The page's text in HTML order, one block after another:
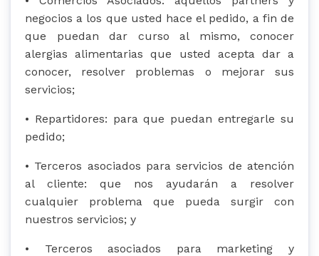
negocios a los que usted hace el pedido, a fin de
que puedan dar curso al mismo, conocer
alergias alimentarias que usted acepta dar a
conocer, resolver problemas o mejorar sus
servicios;
• Repartidores: para que puedan entregarle su
pedido;
• Terceros asociados para servicios de atención
al cliente: que nos ayudarán a resolver
cualquier problema que pueda surgir con
nuestros servicios; y
• Terceros asociados para marketing y